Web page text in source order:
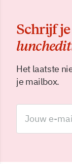
Schrijf
Het laatste
je mailbox.